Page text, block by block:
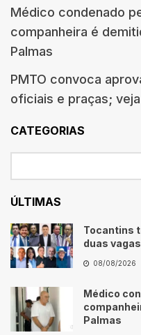
Médico condenado
companheira é
Palmas
PMTO convoca
oficiais e praças;
CATEGORIAS
ÚLTIMAS
Tocantins
duas
08/08/2026
Médico
Palmas